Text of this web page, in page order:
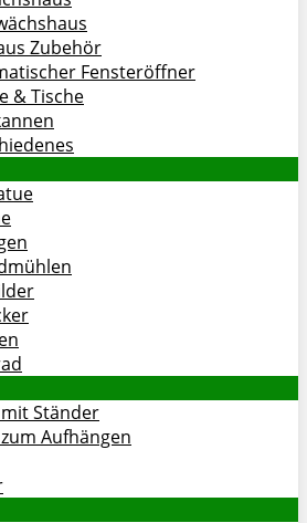
Zubehör
Fensteröffner
& Tische
Ständer
Aufhängen